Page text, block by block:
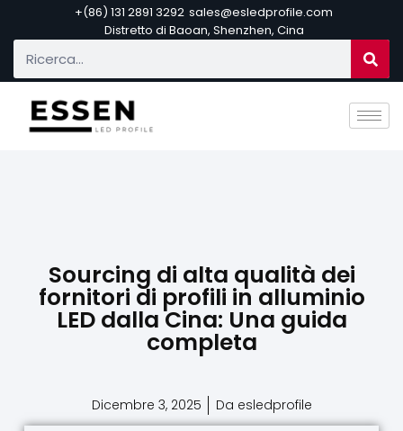
+(86) 131 2891 3292 sales@esledprofile.com
Distretto di Baoan, Shenzhen, Cina
Sourcing di alta qualità dei
fornitori di profili in alluminio
LED dalla Cina: Una guida
completa
Dicembre 3, 2025 Da esledprofile